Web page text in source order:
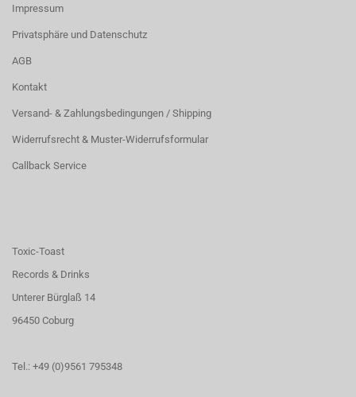
Impressum
Privatsphäre und Datenschutz
AGB
Kontakt
Versand- & Zahlungsbedingungen / Shipping
Widerrufsrecht & Muster-Widerrufsformular
Callback Service
Toxic-Toast
Records & Drinks
Unterer Bürglaß 14
96450 Coburg
Tel.: +49 (0)9561 795348